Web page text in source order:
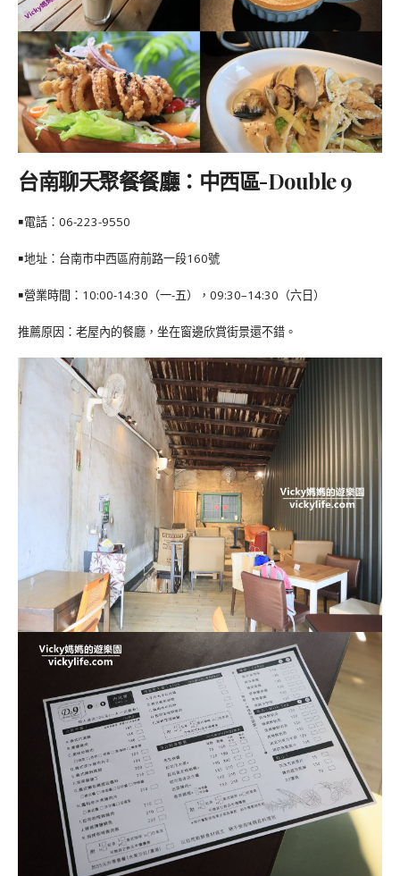
台南聊天聚餐餐廳：中西區-Double 9
￭電話： 06-223-9550
￭地址： 台南市中西區府前路一段160號
￭營業時間：10:00-14:30（一-五），09:30–14:30（六日）
推薦原因：老屋內的餐廳，坐在窗邊欣賞街景還不錯。